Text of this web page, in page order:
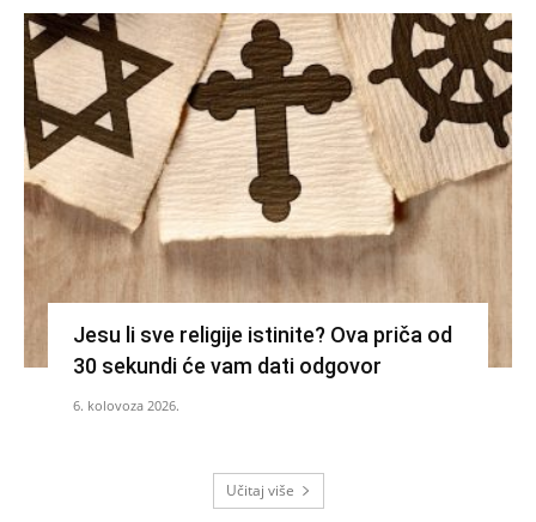
Jesu li sve religije istinite? Ova priča od
30 sekundi će vam dati odgovor
6. kolovoza 2026.
Učitaj više